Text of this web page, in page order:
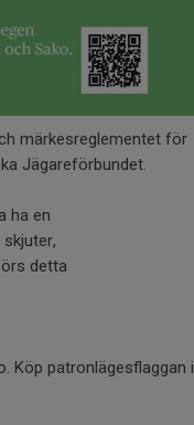
märkesreglementet för
Jägareförbundet.
ha en
detta
Köp patronlägesflaggan i